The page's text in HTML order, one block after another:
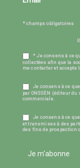
* champs obligatoires
* Je consens à ce
collectées afin que la
me contacter et accepte
Je consens à ce
par ONSSEN (éditeur
commerciale.
Je consens à ce
et transmises à des
des fins de prospection
Je m'abonne